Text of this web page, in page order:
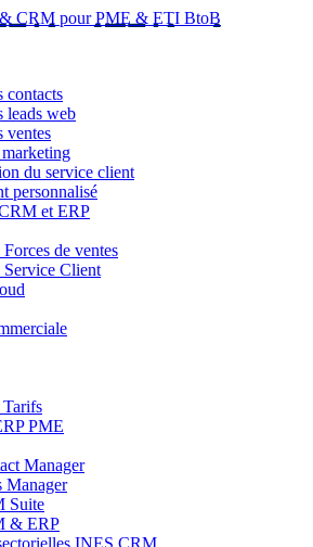
& CRM pour PME & ETI BtoB
contacts
leads web
ventes
du service client
personnalisé
et ERP
de ventes
Service Client
PME
Manager
Manager
Suite
& ERP
INES CRM